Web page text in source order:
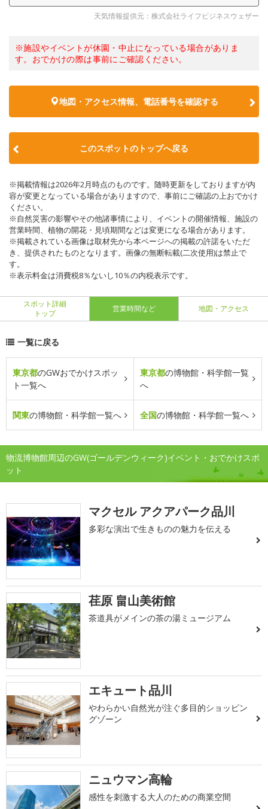
天気情報提供元：株式会社ライフビジネスウェザー
※施設やイベントが休園・中止になっている場合がありま
す。おでかけの際は事前にご確認ください。
地図・アクセス情報、電話番号を確認する
このスポットのトップへ戻る
※掲載情報は2026年2月時点のものです。随時更新をしておりますが内
容が変更となっている場合がありますので、事前にご確認の上おでかけ
ください。
※自然災害の影響やその他諸事情により、イベントの開催情報、施設の
営業時間、植物の開花・見頃期間などは変更になる場合があります。
※掲載されている画像は取材先から本ページへの掲載の許諾をいただ
き、提供されたものとなります。画像の無断転載(二次使用)は禁止で
す。
※表示料金は消費税8％ないし10％の内税表示です。
スポット詳細
トップ
営業時間など 地図・アクセス
一覧に戻る
東京都のGWおでかけスポッ
ト一覧へ
東京都の博物館・科学館一覧
へ
関東の博物館・科学館一覧へ 全国の博物館・科学館一覧へ
物流博物館周辺のGW(ゴールデンウィーク)イベント・おでかけスポ
ット
マクセル アクアパーク品川
多彩な演出で生きものの魅力を伝える
荏原 畠山美術館
茶道具がメインの茶の湯ミュージアム
エキュート品川
やわらかい自然光が注ぐ多目的ショッピン
グゾーン
ニュウマン高輪
感性を刺激する大人のための商業空間